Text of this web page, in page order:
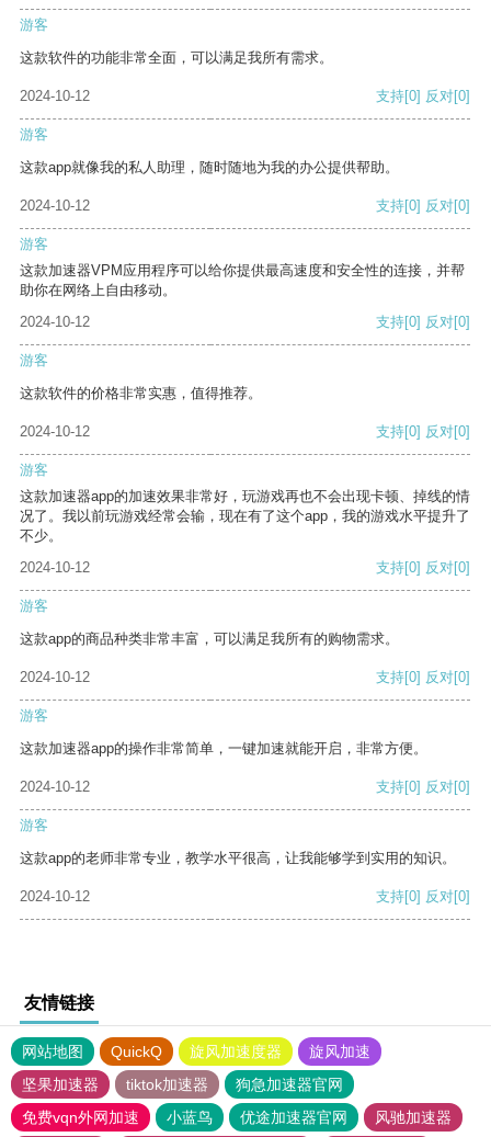
游客
这款软件的功能非常全面，可以满足我所有需求。
2024-10-12 支持[0] 反对[0]
游客
这款app就像我的私人助理，随时随地为我的办公提供帮助。
2024-10-12 支持[0] 反对[0]
游客
这款加速器VPM应用程序可以给你提供最高速度和安全性的连接，并帮
助你在网络上自由移动。
2024-10-12
支持[0] 反对[0]
游客
这款软件的价格非常实惠，值得推荐。
2024-10-12 支持[0] 反对[0]
游客
这款加速器app的加速效果非常好，玩游戏再也不会出现卡顿、掉线的情
况了。我以前玩游戏经常会输，现在有了这个app，我的游戏水平提升了
不少。
2024-10-12
支持[0] 反对[0]
游客
这款app的商品种类非常丰富，可以满足我所有的购物需求。
2024-10-12 支持[0] 反对[0]
游客
这款加速器app的操作非常简单，一键加速就能开启，非常方便。
2024-10-12 支持[0] 反对[0]
游客
这款app的老师非常专业，教学水平很高，让我能够学到实用的知识。
2024-10-12 支持[0] 反对[0]
友情链接
网站地图 QuickQ 旋风加速度器
旋风加速
坚果加速器
tiktok加速器
狗急加速器官网
免费vqn外网加速
小蓝鸟 优途加速器官网 风驰加速器